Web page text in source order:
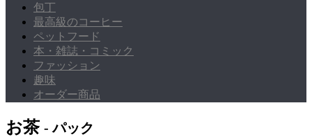
包丁
最高級のコーヒー
ペットフード
本・雑誌・コミック
ファッション
趣味
オーダー商品
お茶 - パック